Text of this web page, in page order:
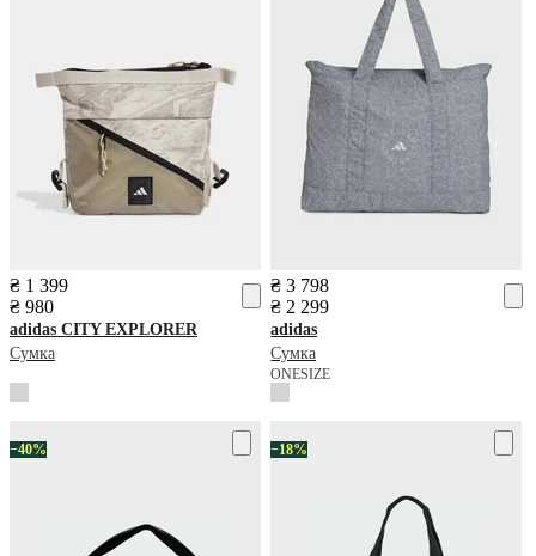
₴ 1 399
₴ 980
adidas CITY EXPLORER
Сумка
₴ 3 798
₴ 2 299
adidas
Сумка
ONESIZE
−40% −18%